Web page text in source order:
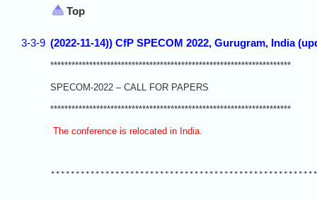
Top
3-3-9 (2022-11-14)) CfP SPECOM 2022, Gurugram, India
********************************************************************
SPECOM-2022 – CALL FOR PAPERS
********************************************************************
The conference is relocated in India.